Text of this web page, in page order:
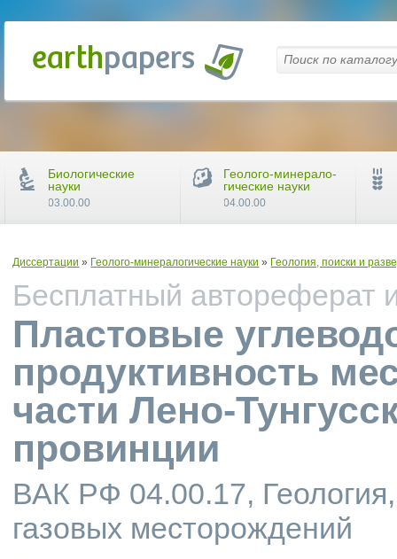
Диссертации » Геолого-минералогические науки » Геология, поиски и
Бесплатный автореферат
Пластовые
продуктивность
части Лено-
провинции
ВАК РФ 04.00.17,
газовых месторождений
Биологические
науки
03.00.00
Геолого-минерало-
гические науки
04.00.00